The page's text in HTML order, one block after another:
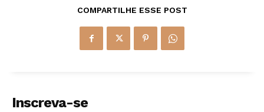
COMPARTILHE ESSE POST
Inscreva-se